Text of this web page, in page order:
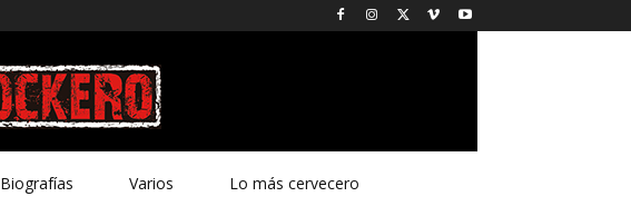
Biografías Varios Lo más cervecero